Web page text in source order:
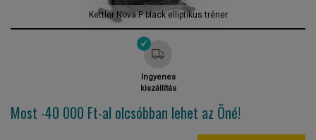
Kettler Nova P black elliptikus tréner
Ingyenes
kiszállítás
Most -40 000 Ft-al olcsóbban lehet az Öné!